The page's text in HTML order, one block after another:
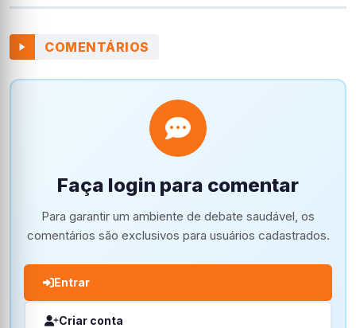
COMENTÁRIOS
Faça login para comentar
Para garantir um ambiente de debate saudável, os
comentários são exclusivos para usuários cadastrados.
Entrar
Criar conta